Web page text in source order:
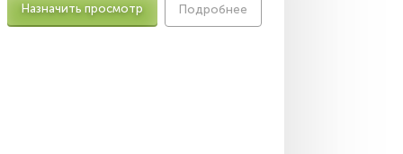
Назначить просмотр Подробнее